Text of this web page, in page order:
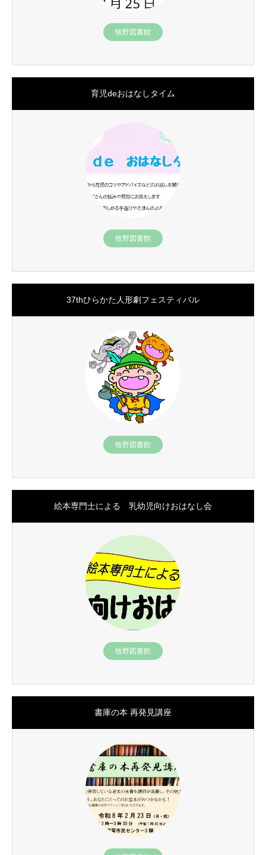
牧野図書館
育児deおはなしタイム
牧野図書館
37thひらかた人形劇フェスティバル
牧野図書館
絵本専門士による 乳幼児向けおはなし会
牧野図書館
書庫の本 再発見講座